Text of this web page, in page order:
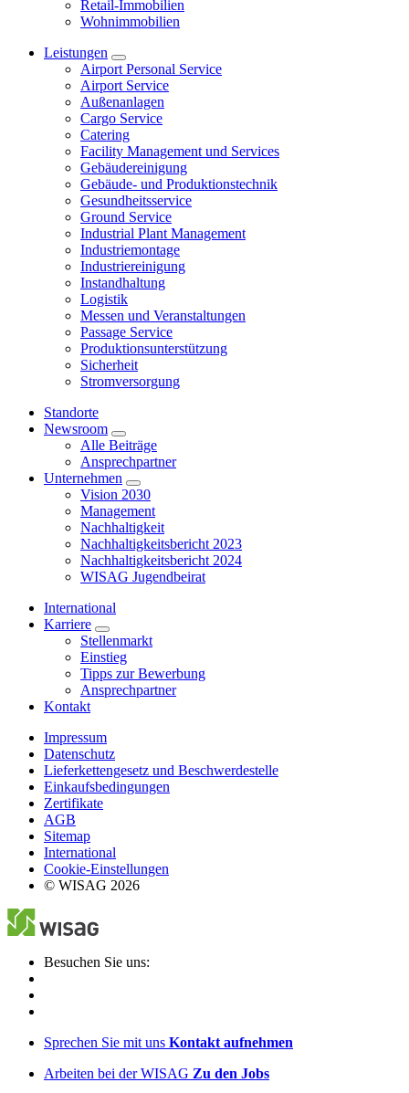
Retail-Immobilien
Wohnimmobilien
Leistungen
Airport Personal Service
Airport Service
Außenanlagen
Cargo Service
Catering
Facility Management und Services
Gebäudereinigung
Gebäude- und Produktionstechnik
Gesundheitsservice
Ground Service
Industrial Plant Management
Industriemontage
Industriereinigung
Instandhaltung
Logistik
Messen und Veranstaltungen
Passage Service
Produktionsunterstützung
Sicherheit
Stromversorgung
Standorte
Newsroom
Alle Beiträge
Ansprechpartner
Unternehmen
Vision 2030
Management
Nachhaltigkeit
Nachhaltigkeitsbericht 2023
Nachhaltigkeitsbericht 2024
WISAG Jugendbeirat
International
Karriere
Stellenmarkt
Einstieg
Tipps zur Bewerbung
Ansprechpartner
Kontakt
Impressum
Datenschutz
Lieferkettengesetz und Beschwerdestelle
Einkaufsbedingungen
Zertifikate
AGB
Sitemap
International
Cookie-Einstellungen
© WISAG 2026
Besuchen Sie uns:
Sprechen Sie mit uns Kontakt aufnehmen
Arbeiten bei der WISAG Zu den Jobs